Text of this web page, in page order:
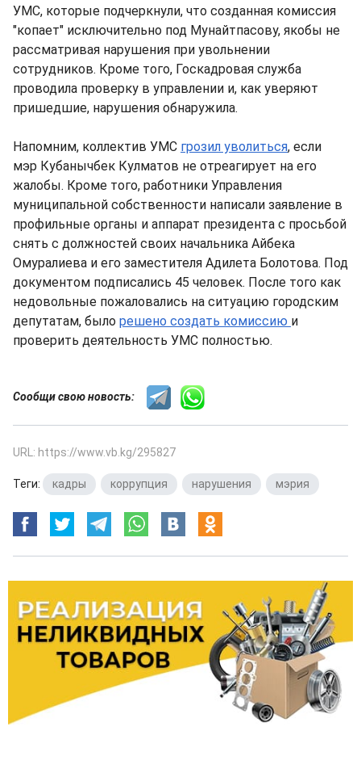
УМС, которые подчеркнули, что созданная комиссия
"копает" исключительно под Мунайтпасову, якобы не
рассматривая нарушения при увольнении
сотрудников. Кроме того, Госкадровая служба
проводила проверку в управлении и, как уверяют
пришедшие, нарушения обнаружила.
Напомним, коллектив УМС грозил уволиться, если
мэр Кубанычбек Кулматов не отреагирует на его
жалобы. Кроме того, работники Управления
муниципальной собственности написали заявление в
профильные органы и аппарат президента с просьбой
снять с должностей своих начальника Айбека
Омуралиева и его заместителя Адилета Болотова. Под
документом подписались 45 человек. После того как
недовольные пожаловались на ситуацию городским
депутатам, было решено создать комиссию и
проверить деятельность УМС полностью.
Сообщи свою новость:
URL: https://www.vb.kg/295827
Теги: кадры коррупция нарушения мэрия